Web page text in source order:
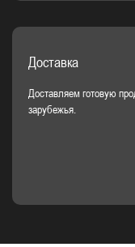
Доставка
Доставляем готовую
зарубежья.